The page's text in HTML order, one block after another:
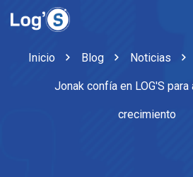
Inicio Blog Noticias
Jonak confía en LOG'S para
crecimiento